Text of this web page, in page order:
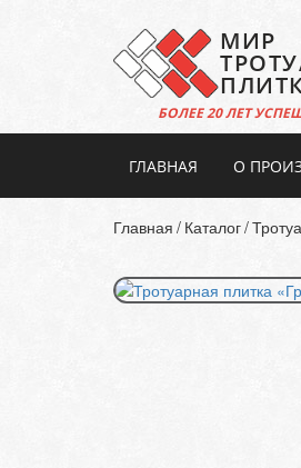
МИР
БОЛЕЕ 20 ЛЕТ
ГЛАВНАЯ О
Главная Каталог